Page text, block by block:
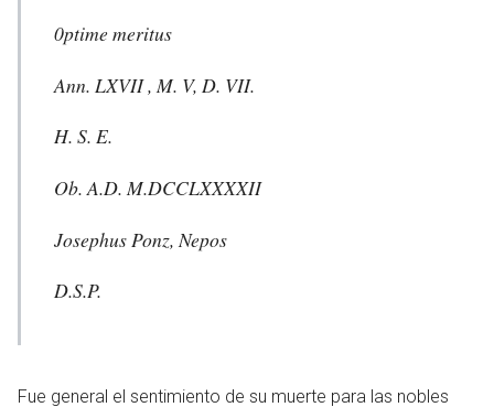
0ptime meritus
Ann. LXVII , M. V, D. VII.
H. S. E.
Ob. A.D. M.DCCLXXXXII
Josephus Ponz, Nepos
D.S.P.
Fue general el sentimiento de su muerte para las nobles